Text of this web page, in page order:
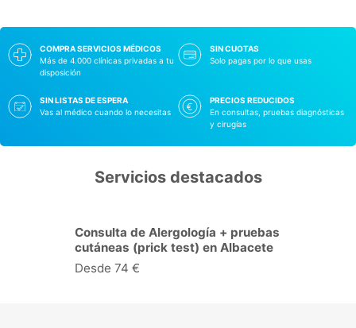
COMPRA SERVICIOS MÉDICOS
Más de 4.000 clínicas privadas a tu
disposición
SIN CUOTAS
Solo pagas por lo que usas
SIN LISTAS DE ESPERA
Vas al médico cuando lo necesitas
PRECIOS REDUCIDOS
En consultas, pruebas diagnósticas
y cirugías
Servicios destacados
Consulta de Cardiología en
Albacete
Desde 58 €